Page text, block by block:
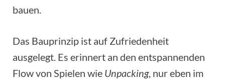
bauen.
Das Bauprinzip ist auf Zufriedenheit
ausgelegt. Es erinnert an den entspannenden
Flow von Spielen wie Unpacking, nur eben im